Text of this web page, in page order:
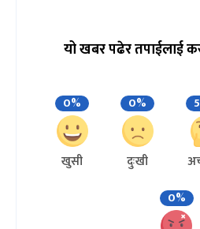
यो खबर पढेर तपाईलाई
0%
खुसी
0%
दुःखी
0%